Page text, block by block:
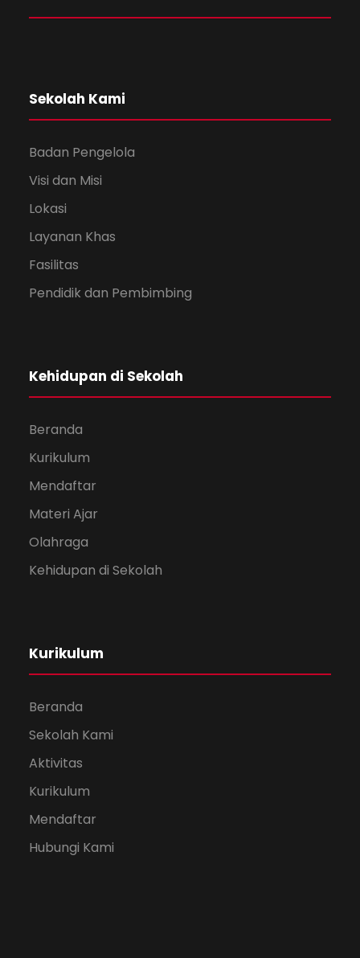
Sekolah Kami
Badan Pengelola
Visi dan Misi
Lokasi
Layanan Khas
Fasilitas
Pendidik dan Pembimbing
Kehidupan di Sekolah
Beranda
Kurikulum
Mendaftar
Materi Ajar
Olahraga
Kehidupan di Sekolah
Kurikulum
Beranda
Sekolah Kami
Aktivitas
Kurikulum
Mendaftar
Hubungi Kami